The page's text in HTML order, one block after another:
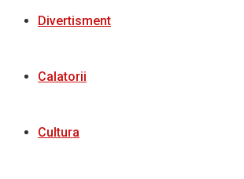
Divertisment
Calatorii
Cultura